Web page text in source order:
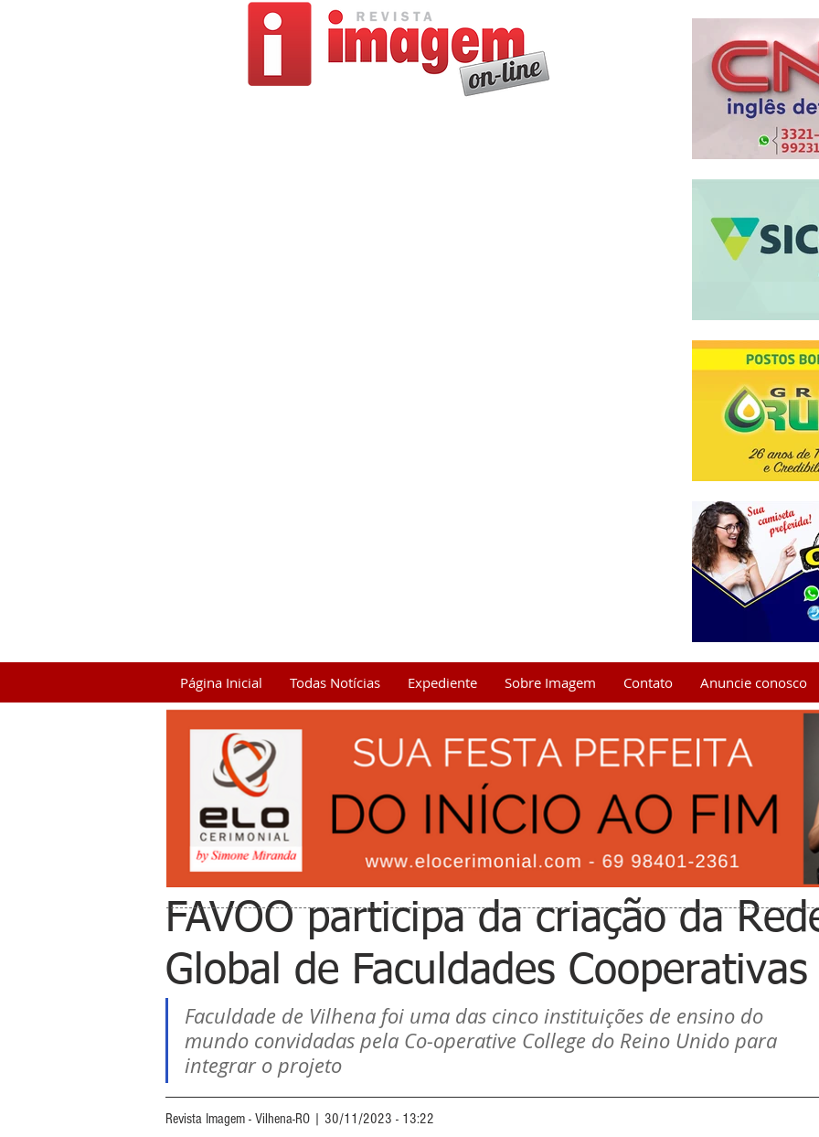
Página Inicial Todas Notícias Expediente Sobre Imagem Contato Anuncie conosco
FAVOO participa da criação da
Global de Faculdades Cooperativas
Faculdade de Vilhena foi uma das cinco instituições de ensino do
mundo convidadas pela Co-operative College do Reino Unido para
integrar o projeto
Revista Imagem - Vilhena-RO | 30/11/2023 - 13:22